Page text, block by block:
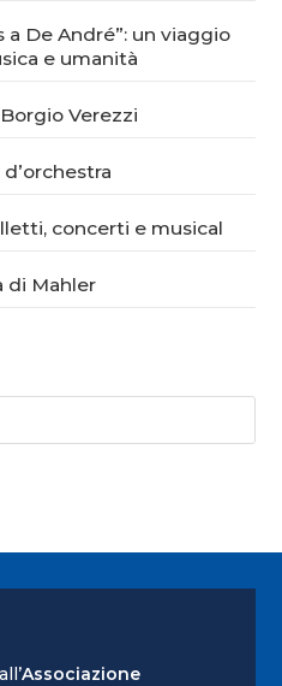
a De André”: un viaggio
e umanità
Verezzi
concerti e musical
di Mahler
Associazione